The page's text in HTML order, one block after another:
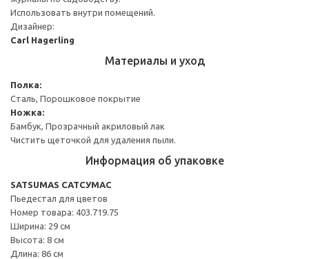
Использовать внутри помещений.
Дизайнер:
Carl Hagerling
Материалы и уход
Полка:
Сталь, Порошковое покрытие
Ножка:
Бамбук, Прозрачный акриловый лак
Чистить щеточкой для удаления пыли.
Информация об упаковке
SATSUMAS САТСУМАС
Пьедестал для цветов
Номер товара: 403.719.75
Ширина: 29 см
Высота: 8 см
Длина: 86 см